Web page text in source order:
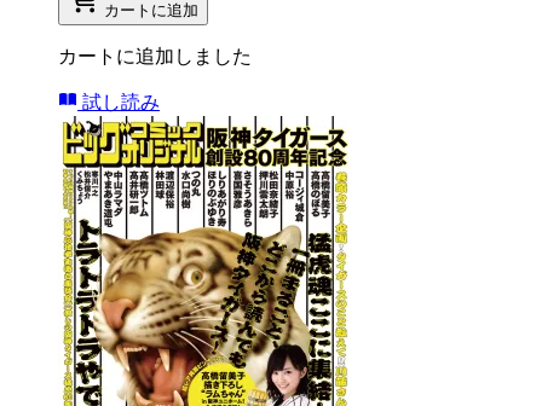
カートに追加
カートに追加しました
試し読み